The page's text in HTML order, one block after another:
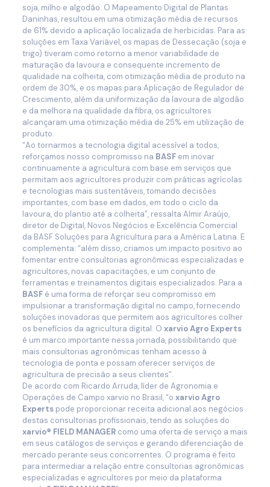
soja, milho e algodão. O Mapeamento Digital de Plantas
Daninhas, resultou em uma otimização média de recursos
de 61% devido a aplicação localizada de herbicidas. Para as
soluções em Taxa Variável, os mapas de Dessecação (soja e
trigo) tiveram como retorno a menor variabilidade de
maturação da lavoura e consequente incremento de
qualidade na colheita, com otimização média de produto na
ordem de 30%, e os mapas para Aplicação de Regulador de
Crescimento, além da uniformização da lavoura de algodão
e da melhora na qualidade da fibra, os agricultores
alcançaram uma otimização média de 25% em utilização de
produto.
“Ao tornarmos a tecnologia digital acessível a todos,
reforçamos nosso compromisso na BASFem inovar
continuamente a agricultura com base em serviços que
permitam aos agricultores produzir com práticas agrícolas
e tecnologias mais sustentáveis, tomando decisões
importantes, com base em dados, em todo o ciclo da
lavoura, do plantio até a colheita”, ressalta Almir Araújo,
diretor de Digital, Novos Negócios e Excelência Comercial
da BASF Soluções para Agricultura para a América Latina. E
complementa: “além disso, criamos um impacto positivo ao
fomentar entre consultorias agronômicas especializadas e
agricultores, novas capacitações, e um conjunto de
ferramentas e treinamentos digitais especializados. Para a
BASFé uma forma de reforçar seu compromisso em
impulsionar a transformação digital no campo, fornecendo
soluções inovadoras que permitem aos agricultores colher
os benefícios da agricultura digital. O xarvio Agro Experts
é um marco importante nessa jornada, possibilitando que
mais consultorias agronômicas tenham acesso à
tecnologia de ponta e possam oferecer serviços de
agricultura de precisão a seus clientes”.
De acordo com Ricardo Arruda, líder de Agronomia e
Operações de Campo xarvio no Brasil, “o xarvio Agro
Expertspode proporcionar receita adicional aos negócios
destas consultorias profissionais, tendo as soluções do
xarvio® FIELD MANAGER como uma oferta de serviço a mais
em seus catálogos de serviços e gerando diferenciação de
mercado perante seus concorrentes. O programa é feito
para intermediar a relação entre consultorias agronômicas
especializadas e agricultores por meio da plataforma